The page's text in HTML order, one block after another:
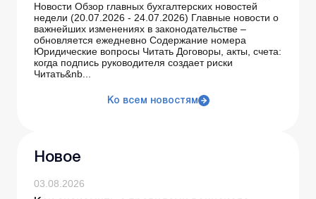
Новости Обзор главных бухгалтерских новостей
недели (20.07.2026 - 24.07.2026) Главные новости о
важнейших изменениях в законодательстве –
обновляется ежедневно Содержание номера
Юридические вопросы Читать Договоры, акты, счета:
когда подпись руководителя создает риски
Читать&nb...
Ко всем новостям
Новое
03.08.2026